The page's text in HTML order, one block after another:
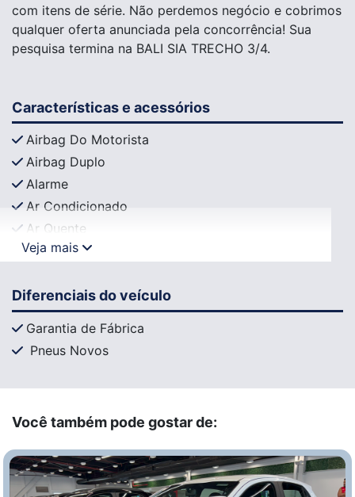
com itens de série. Não perdemos negócio e cobrimos
qualquer oferta anunciada pela concorrência! Sua
pesquisa termina na BALI SIA TRECHO 3/4.
Características e acessórios
Airbag Do Motorista
Airbag Duplo
Alarme
Ar Condicionado
Ar Quente
Veja mais
Diferenciais do veículo
Garantia de Fábrica
Pneus Novos
Você também pode gostar de: